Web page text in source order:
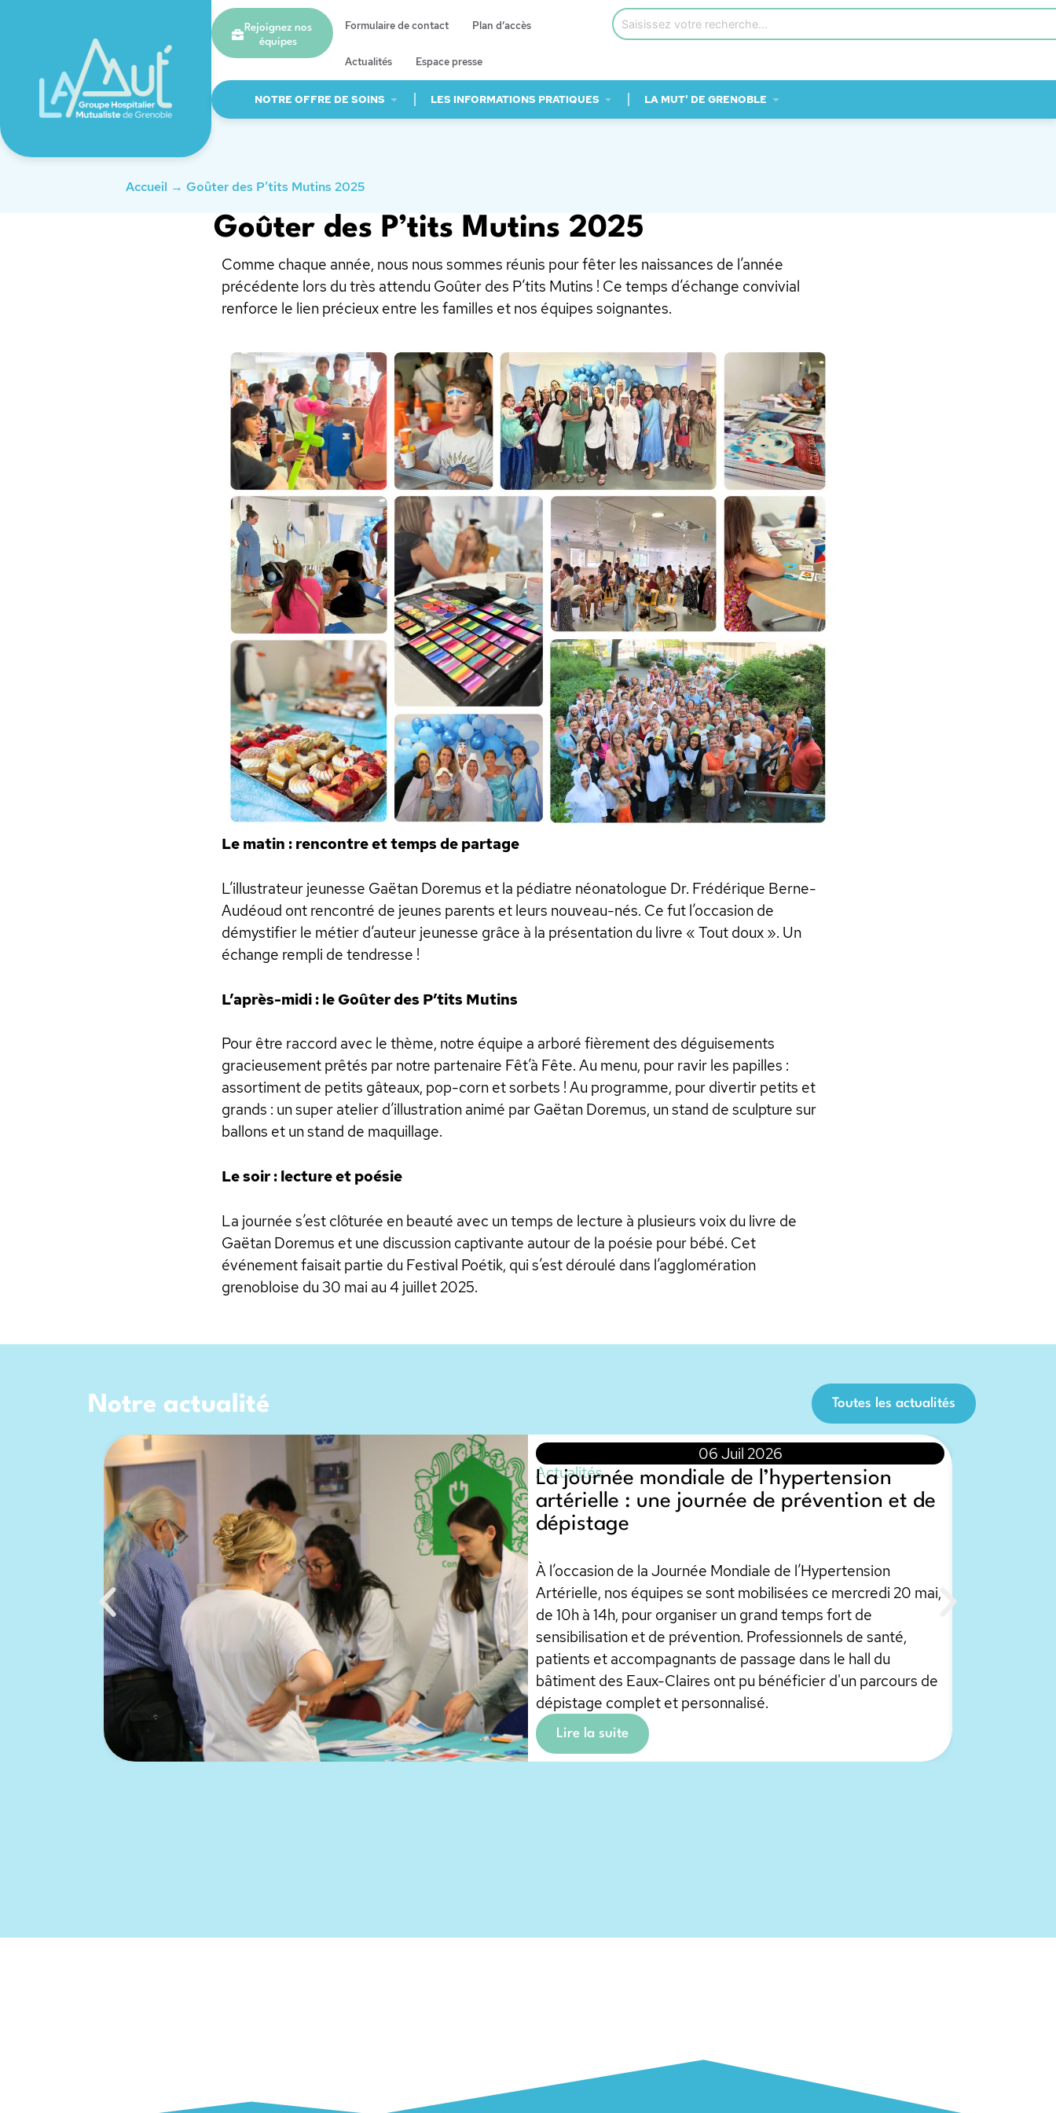
Rejoignez nos
équipes
Formulaire de contact Plan d’accès
Actualités Espace presse
NOTRE OFFRE DE SOINS LES INFORMATIONS PRATIQUES LA MUT' DE GRENOBLE
Accueil → Goûter des P’tits Mutins 2025
Goûter des P’tits Mutins 2025
Comme chaque année, nous nous sommes réunis pour fêter les naissances de l’année
précédente lors du très attendu Goûter des P’tits Mutins ! Ce temps d’échange convivial
renforce le lien précieux entre les familles et nos équipes soignantes.
Le matin : rencontre et temps de partage
L’illustrateur jeunesse Gaëtan Doremus et la pédiatre néonatologue Dr. Frédérique Berne-
Audéoud ont rencontré de jeunes parents et leurs nouveau-nés. Ce fut l’occasion de
démystifier le métier d’auteur jeunesse grâce à la présentation du livre « Tout doux ». Un
échange rempli de tendresse !
L’après-midi : le Goûter des P’tits Mutins
Pour être raccord avec le thème, notre équipe a arboré fièrement des déguisements
gracieusement prêtés par notre partenaire Fêt’à Fête. Au menu, pour ravir les papilles :
assortiment de petits gâteaux, pop-corn et sorbets ! Au programme, pour divertir petits et
grands : un super atelier d’illustration animé par Gaëtan Doremus, un stand de sculpture sur
ballons et un stand de maquillage.
Le soir : lecture et poésie
La journée s’est clôturée en beauté avec un temps de lecture à plusieurs voix du livre de
Gaëtan Doremus et une discussion captivante autour de la poésie pour bébé. Cet
événement faisait partie du Festival Poétik, qui s’est déroulé dans l’agglomération
grenobloise du 30 mai au 4 juillet 2025.
Notre actualité Toutes les actualités
06 Juil 2026
Actualités
La journée mondiale de l’hypertension
artérielle : une journée de prévention et de
dépistage
À l’occasion de la Journée Mondiale de l’Hypertension
Artérielle, nos équipes se sont mobilisées ce mercredi 20 mai,
de 10h à 14h, pour organiser un grand temps fort de
sensibilisation et de prévention. Professionnels de santé,
patients et accompagnants de passage dans le hall du
bâtiment des Eaux-Claires ont pu bénéficier d'un parcours de
dépistage complet et personnalisé.
Lire la suite